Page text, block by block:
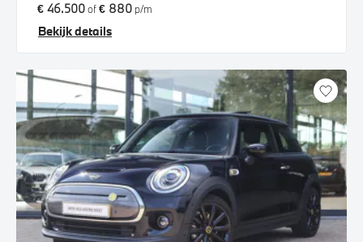
€ 46.500of€ 880 p/m
Bekijk details